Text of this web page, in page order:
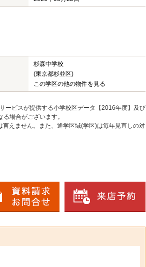
杉森中学校
(東京都杉並区)
この学区の他の物件を見る
ービスが提供する小学校区データ【2016年度】及び
場合がございます。
えません。また、通学区域(学区)は毎年見直しの対